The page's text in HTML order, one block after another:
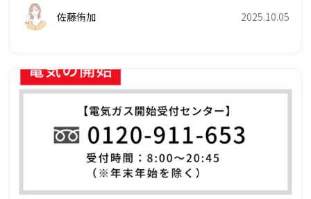
九州電力エリア
佐藤侑加 2025.10.05